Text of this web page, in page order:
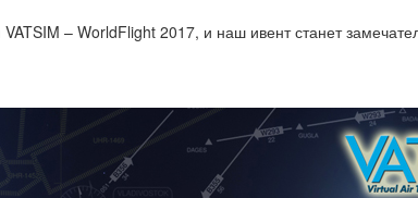
– WorldFlight 2017, и наш ивент станет